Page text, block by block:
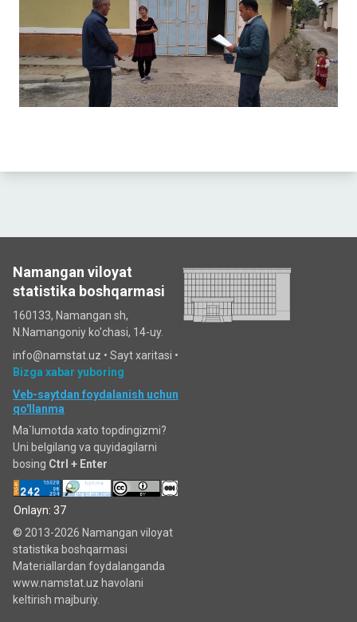
Namangan viloyat
statistika boshqarmasi
160133, Namangan sh,
N.Namangoniy ko'chasi, 14-uy.
info@namstat.uz • Sayt xaritasi •
Bizga xabar yuboring
Veb-saytdan foydalanish uchun
qo'llanma
Ma`lumotda xato topdingizmi?
Uni belgilang va quyidagilarni
bosing Ctrl + Enter
Onlayn: 37
© 2013-2026 Namangan viloyat
statistika boshqarmasi
Materiallardan foydalanganda
www.namstat.uz havolani
keltirish majburiy.